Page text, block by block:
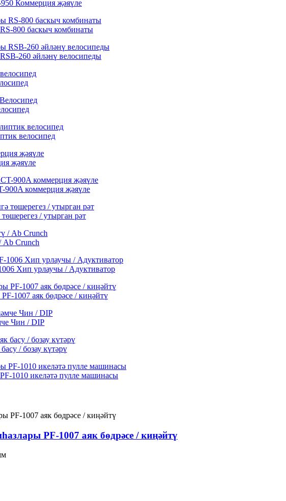
Коммерция җәяүле
800 баскыч комбинаты
260 әйләнү велосипеды
велосипед
җәяүле
коммерция җәяүле
/ утырган рәт
Ab Crunch
Хип урлаучы / Адуктиватор
1007 аяк бөдрәсе / киңәйтү
Чин / DIP
/ бозау күтәрү
1010 икеләтә пулле машинасы
PF-1007 аяк бөдрәсе / киңәйтү